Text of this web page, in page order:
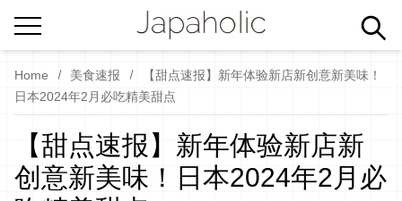
Home 美食速报
【甜点速报】新年体验新店新创意新美味！
日本2024年2月必吃精美甜点
【甜点速报】新年体验新店新
创意新美味！日本2024年2月必